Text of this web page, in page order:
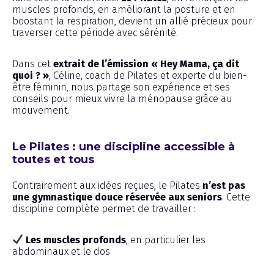
muscles profonds, en améliorant la posture et en
boostant la respiration, devient un allié précieux pour
traverser cette période avec sérénité.
Dans cet extrait de l’émission « Hey Mama, ça dit
quoi ? » , Céline, coach de Pilates et experte du bien-
être féminin, nous partage son expérience et ses
conseils pour mieux vivre la ménopause grâce au
mouvement.
Le Pilates : une discipline accessible à
toutes et tous
Contrairement aux idées reçues, le Pilates n’est pas
une gymnastique douce réservée aux seniors. Cette
discipline complète permet de travailler :
Les muscles profonds , en particulier les
abdominaux et le dos